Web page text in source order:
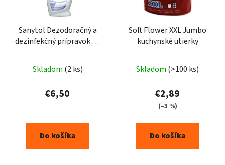
Sanytol Dezodoračný a
dezinfekčný prípravok na
Skladom (2 ks)
€6,50
Do košíka
Soft Flower XXL Jumbo
kuchynské utierky
hodnotenie
produktu
je
Skladom (>100 ks)
€2,89
(–3 %)
Do košíka